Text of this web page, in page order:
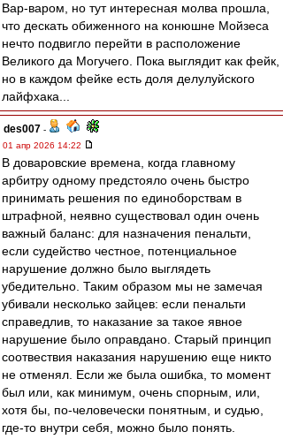
Вар-варом, но тут интересная молва прошла,
что дескать обиженного на конюшне Мойзеса
нечто подвигло перейти в расположение
Великого да Могучего. Пока выглядит как фейк,
но в каждом фейке есть доля делулуйского
лайфхака...
des007 -
01 апр 2026 14:22
В доваровские времена, когда главному
арбитру одному предстояло очень быстро
принимать решения по единоборствам в
штрафной, неявно существовал один очень
важный баланс: для назначения пенальти,
если судейство честное, потенциальное
нарушение должно было выглядеть
убедительно. Таким образом мы не замечая
убивали несколько зайцев: если пенальти
справедлив, то наказание за такое явное
нарушение было оправдано. Старый принцип
соотвествия наказания нарушению еще никто
не отменял. Если же была ошибка, то момент
был или, как минимум, очень спорным, или,
хотя бы, по-человечески понятным, и судью,
где-то внутри себя, можно было понять.